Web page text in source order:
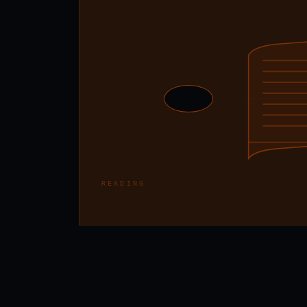
READING